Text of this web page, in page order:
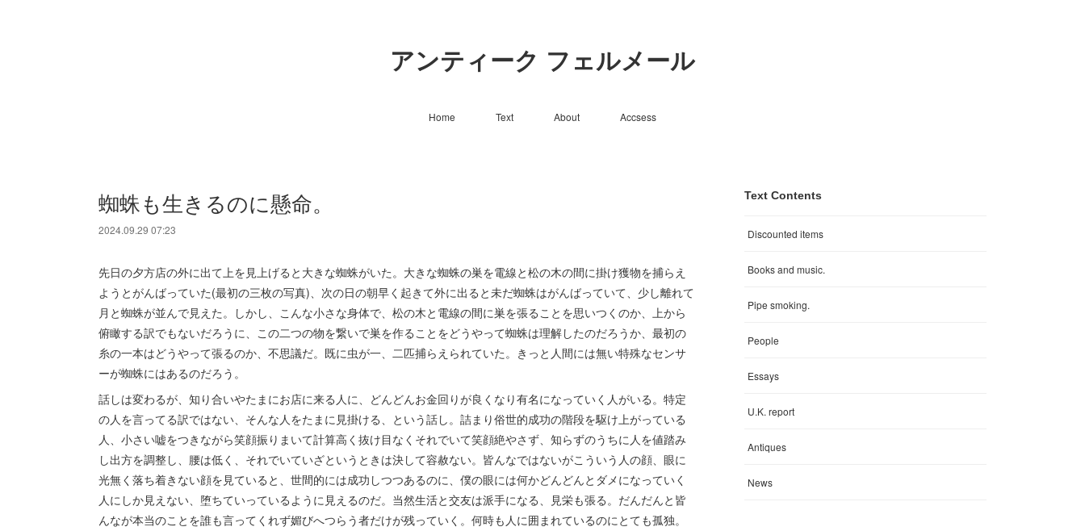
アンティーク フェルメール
Home Text About Accsess
蜘蛛も生きるのに懸命。
2024.09.29 07:23
先日の夕方店の外に出て上を見上げると大きな蜘蛛がいた。大きな蜘蛛の巣を電線と松の木の間に掛け獲物を捕らえ
ようとがんばっていた(最初の三枚の写真)、次の日の朝早く起きて外に出ると未だ蜘蛛はがんばっていて、少し離れて
月と蜘蛛が並んで見えた。しかし、こんな小さな身体で、松の木と電線の間に巣を張ることを思いつくのか、上から
俯瞰する訳でもないだろうに、この二つの物を繋いで巣を作ることをどうやって蜘蛛は理解したのだろうか、最初の
糸の一本はどうやって張るのか、不思議だ。既に虫が一、二匹捕らえられていた。きっと人間には無い特殊なセンサ
ーが蜘蛛にはあるのだろう。
話しは変わるが、知り合いやたまにお店に来る人に、どんどんお金回りが良くなり有名になっていく人がいる。特定
の人を言ってる訳ではない、そんな人をたまに見掛ける、という話し。詰まり俗世的成功の階段を駆け上がっている
人、小さい嘘をつきながら笑顔振りまいて計算高く抜け目なくそれでいて笑顔絶やさず、知らずのうちに人を値踏み
し出方を調整し、腰は低く、それでいていざというときは決して容赦ない。皆んなではないがこういう人の顔、眼に
光無く落ち着きない顔を見ていると、世間的には成功しつつあるのに、僕の眼には何かどんどんとダメになっていく
人にしか見えない、堕ちていっているように見えるのだ。当然生活と交友は派手になる、見栄も張る。だんだんと皆
んなが本当のことを誰も言ってくれず媚びへつらう者だけが残っていく。何時も人に囲まれているのにとても孤独。
Text Contents
Discounted items
Books and music.
Pipe smoking.
People
Essays
U.K. report
Antiques
News